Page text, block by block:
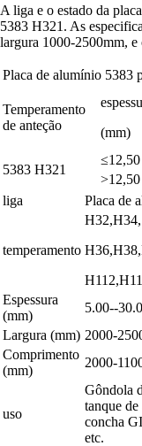
A liga e o estado da
5383 H321. As
largura 1000-2500mm,
Placa de alumínio 5383
Temperamento
de anteção
(mm)
5383 H321
≤12,50
>12,50
liga
Placa de
temperamento
H32,H34,
Espessura
(mm)
5.00--
Largura (mm) 2000-
Comprimento
(mm)
2000-
uso
Gôndola
tanque
concha
etc.